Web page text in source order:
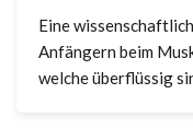
Eine
Anfängern beim
welche überflüssig